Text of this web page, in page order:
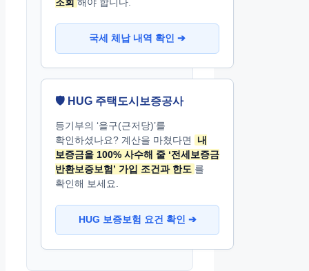
국세 체납 내역 확인 ➔
🛡️ HUG 주택도시보증공사
등기부의 ‘을구(근저당)’를
확인하셨나요? 계산을 마쳤다면
내
보증금을 100% 사수해 줄 ‘전세보증금
반환보증보험’ 가입 조건과 한도 를
확인해 보세요.
HUG 보증보험 요건 확인 ➔